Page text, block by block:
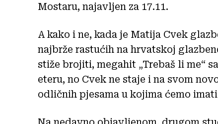
Mostaru, najavljen za 17.11.
A kako i ne, kada je Matija Cvek
najbrže rastućih na hrvatskoj
stiže brojiti, megahit „Trebaš li me“
eteru, no Cvek ne staje i na svom
odličnih pjesama u kojima ćemo